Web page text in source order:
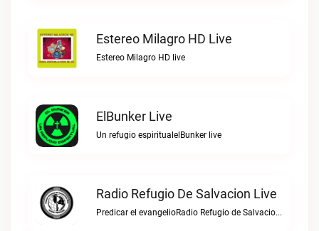
Estereo Milagro HD Live
Estereo Milagro HD live
ElBunker Live
Un refugio espiritualelBunker live
Radio Refugio De Salvacion Live
Predicar el evangelioRadio Refugio de Salvacion live